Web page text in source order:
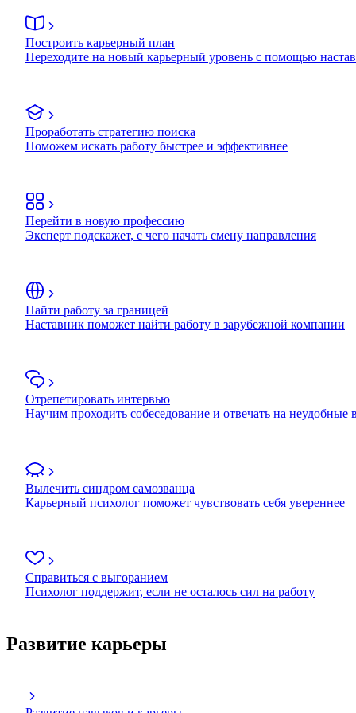
Построить карьерный план
Переходите на новый карьерный уровень с помощью
Проработать стратегию поиска
Поможем искать работу быстрее и эффективнее
Перейти в новую профессию
Эксперт подскажет, с чего начать смену направления
Найти работу за границей
Наставник поможет найти работу в зарубежной компании
Отрепетировать интервью
Научим проходить собеседование и отвечать на неудобные
Вылечить синдром самозванца
Карьерный психолог поможет чувствовать себя увереннее
Справиться с выгоранием
Психолог поддержит, если не осталось сил на работу
Развитие карьеры